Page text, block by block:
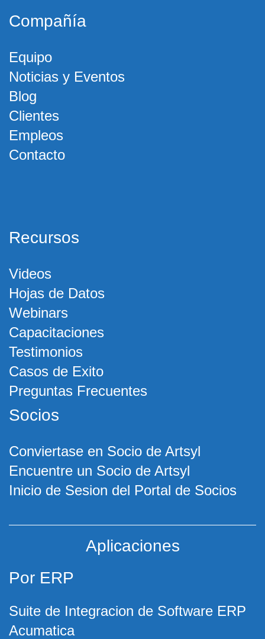
Compañía
Equipo
Noticias y Eventos
Blog
Clientes
Empleos
Contacto
Recursos
Videos
Hojas de Datos
Webinars
Capacitaciones
Testimonios
Casos de Exito
Preguntas Frecuentes
Socios
Conviertase en Socio de Artsyl
Encuentre un Socio de Artsyl
Inicio de Sesion del Portal de Socios
Aplicaciones
Por ERP
Suite de Integracion de Software ERP
Acumatica